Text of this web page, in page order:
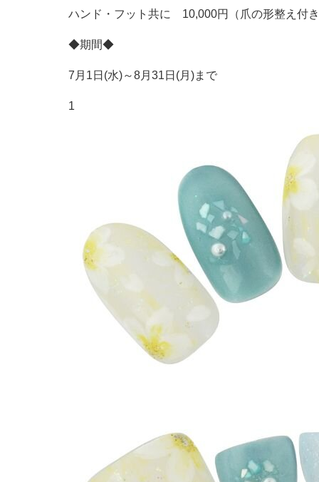
ハンド・フット共に 10,000円（爪の形整え付
◆期間◆
7月1日(水)～8月31日(月)まで
1